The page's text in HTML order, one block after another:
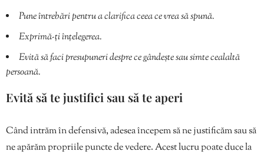
Pune întrebări pentru a clarifica ceea ce vrea să spună.
Exprimă-ți înțelegerea.
Evită să faci presupuneri despre ce gândește sau simte cealaltă
persoană.
Evită să te justifici sau să te aperi
Când intrăm în defensivă, adesea începem să ne justificăm sau să
ne apărăm propriile puncte de vedere. Acest lucru poate duce la